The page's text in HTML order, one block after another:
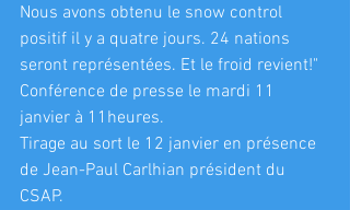
Nous avons obtenu le snow control
positif il y a quatre jours. 24 nations
seront représentées. Et le froid revient!"
Conférence de presse le mardi 11
janvier à 11heures.
Tirage au sort le 12 janvier en présence
de Jean-Paul Carlhian président du
CSAP.